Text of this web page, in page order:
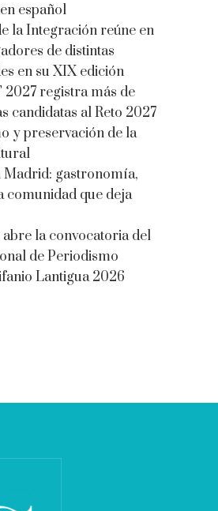
español
la Integración reúne en
de distintas
en su XIX edición
registra más de
candidatas al Reto 2027
y preservación de la
Madrid: gastronomía,
comunidad que deja
la convocatoria del
de Periodismo
Lantigua 2026